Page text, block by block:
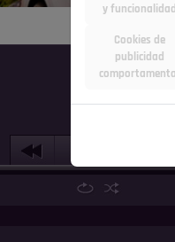
y funcionalidad
Cookies de
publicidad
comportamental